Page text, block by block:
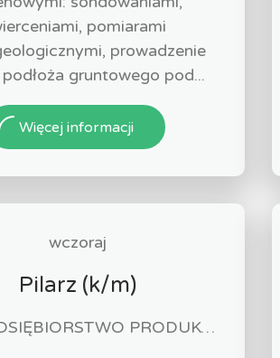
pomiarami
prowadzenie
gruntowego pod...
Więcej informacji
wczoraj
Pilarz (k/m)
1.PRZEDSIĘBIORSTWO PRODUKCYJNO-HANDLOWO-USŁUGOWE EUROPLUS JÓZEF MROZOWSKI 2.KAWIARNIA SANTANA JÓZEF MROZOWSKI